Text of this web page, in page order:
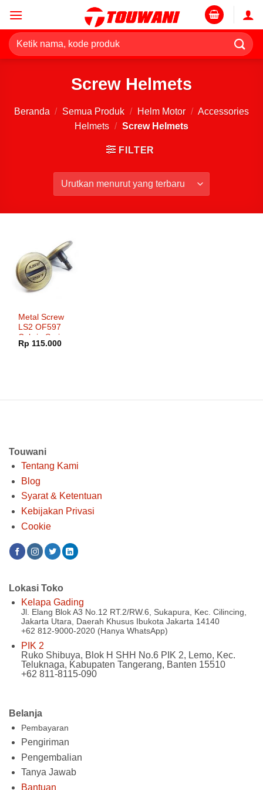
content
Pencarian
untuk:
Screw Helmets
Beranda / Semua Produk / Helm Motor / Accessories
Helmets / Screw Helmets
FILTER
Metal Screw
LS2 OF597
Cabrio Series
Rp 115.000
Touwani
Tentang Kami
Blog
Syarat & Ketentuan
Kebijakan Privasi
Cookie
Belanja
Pembayaran
Pengiriman
Pengembalian
Tanya Jawab
Bantuan
Lokasi Toko
Kelapa Gading
Jl. Elang Blok A3 No.12 RT.2/RW.6, Sukapura, Kec. Cilincing,
Jakarta Utara, Daerah Khusus Ibukota Jakarta 14140
+62 812-9000-2020 (Hanya WhatsApp)
PIK 2
Ruko Shibuya, Blok H SHH No.6 PIK 2, Lemo, Kec.
Teluknaga, Kabupaten Tangerang, Banten 15510
+62 811-8115-090